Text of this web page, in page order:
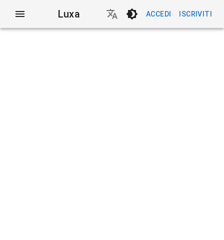
Luxa ACCEDI ISCRIVITI